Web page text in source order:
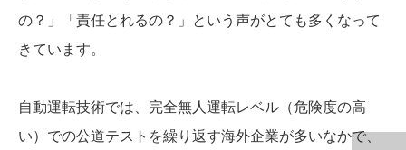
の？」「責任とれるの？」という声がとても多くなって
きています。
自動運転技術では、完全無人運転レベル（危険度の高
い）での公道テストを繰り返す海外企業が多いなかで、